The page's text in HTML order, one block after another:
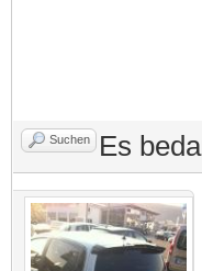
Suchen Es